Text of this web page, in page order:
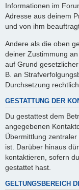
Informationen im
Adresse aus deinem
und von ihm
Andere als die oben
deiner Zustimmung
auf Grund
B. an
Durchsetzung
GESTATTUNG DER
Du gestattest dem
angegebenen
Übermittlung
ist. Darüber hinaus
kontaktieren, sofern
gestattet hast.
GELTUNGSBEREICH